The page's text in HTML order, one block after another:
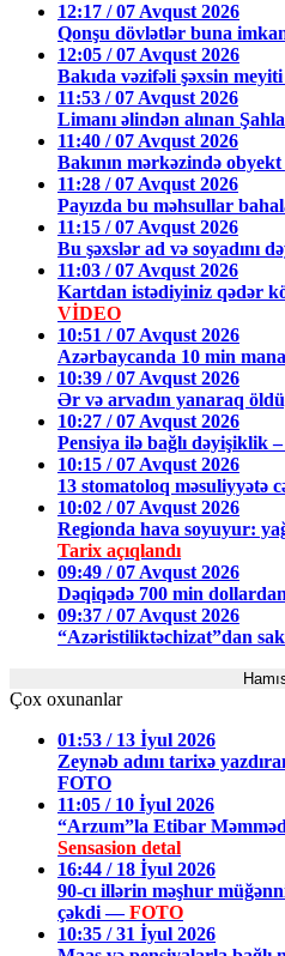
12:17 / 07 Avqust 2026
Qonşu dövlətlər buna
12:05 / 07 Avqust 2026
Bakıda vəzifəli şəxsin meyiti
11:53 / 07 Avqust 2026
Limanı əlindən alınan
11:40 / 07 Avqust 2026
Bakının mərkəzində obyekt
11:28 / 07 Avqust 2026
Payızda bu məhsullar
11:15 / 07 Avqust 2026
Bu şəxslər ad və soyadını
11:03 / 07 Avqust 2026
Kartdan istədiyiniz qədər
VİDEO
10:51 / 07 Avqust 2026
Azərbaycanda 10 min
10:39 / 07 Avqust 2026
Ər və arvadın yanaraq
10:27 / 07 Avqust 2026
Pensiya ilə bağlı dəyişiklik
10:15 / 07 Avqust 2026
13 stomatoloq məsuliyyətə
10:02 / 07 Avqust 2026
Regionda hava soyuyur:
Tarix açıqlandı
09:49 / 07 Avqust 2026
Dəqiqədə 700 min
09:37 / 07 Avqust 2026
“Azəristiliktəchizat”dan
Çox oxunanlar
01:53 / 13 İyul 2026
Zeynəb adını tarixə
FOTO
11:05 / 10 İyul 2026
“Arzum”la Etibar
Sensasion detal
16:44 / 18 İyul 2026
90-cı illərin məşhur
çəkdi —FOTO
10:35 / 31 İyul 2026